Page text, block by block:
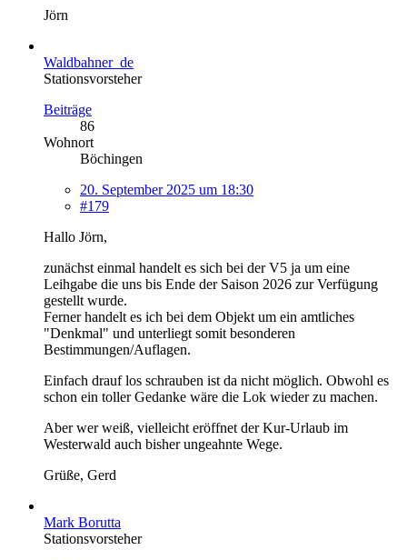
Jörn
Waldbahner_de
Stationsvorsteher
Beiträge
86
Wohnort
Böchingen
20. September 2025 um 18:30
#179
Hallo Jörn,
zunächst einmal handelt es sich bei der V5 ja um eine
Leihgabe die uns bis Ende der Saison 2026 zur Verfügung
gestellt wurde.
Ferner handelt es ich bei dem Objekt um ein amtliches
"Denkmal" und unterliegt somit besonderen
Bestimmungen/Auflagen.
Einfach drauf los schrauben ist da nicht möglich. Obwohl es
schon ein toller Gedanke wäre die Lok wieder zu machen.
Aber wer weiß, vielleicht eröffnet der Kur-Urlaub im
Westerwald auch bisher ungeahnte Wege.
Grüße, Gerd
Mark Borutta
Stationsvorsteher